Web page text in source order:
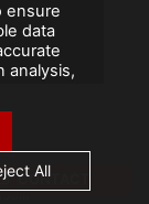
CONTACT
ensure
data
analysis,
and
third
to
All